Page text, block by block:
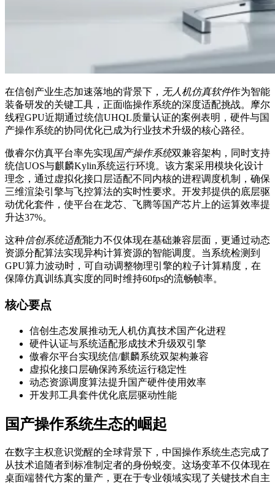
在信创产业生态加速落地的背景下， 无人机仿真软件作为智能
装备研发的关键工具，正面临操作系统的深度适配挑战。摩尔
线程GPU近期通过统信UHQL质量认证的案例表明，硬件与国
产操作系统的协同优化已成为行业技术升级的核心路径。
傲睿尔仿真平台率先实现国产操作系统双兼容架构，同时支持
统信UOS与麒麟Kylin系统运行环境。该方案采用模块化设计
理念，通过虚拟化接口层适配不同内核的进程调度机制，确保
三维渲染引擎与飞控算法的实时性要求。开发邦提供的底层驱
动优化套件，使平台在龙芯、飞腾等国产芯片上的运算效率提
升达37%。
这种信创系统适配能力不仅体现在基础兼容层面，更通过动态
资源分配算法实现异构计算资源的智能调度。当系统检测到
GPU算力波动时，可自动调整物理引擎的粒子计算精度，在
保障仿真训练真实度的同时维持60fps的流畅帧率。
核心要点
信创生态发展推动无人机仿真技术国产化进程
硬件认证与系统适配形成技术升级双引擎
傲睿尔平台实现统信/麒麟系统双架构兼容
虚拟化接口层确保跨系统运行稳定性
动态资源调度算法提升国产硬件使用效率
开发邦工具套件优化底层驱动性能
国产操作系统生态的崛起
在数字主权意识觉醒的全球背景下，中国操作系统生态完成了
从技术追随者到标准制定者的身份蜕变。这场变革不仅体现在
桌面端替代方案的量产，更在于专业领域实现了关键技术自主